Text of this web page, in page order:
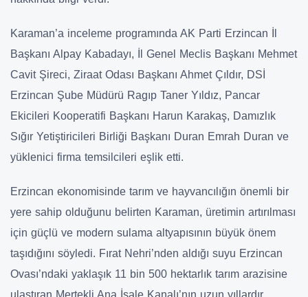
Karaman’a inceleme programında AK Parti Erzincan İl
Başkanı Alpay Kabadayı, İl Genel Meclis Başkanı Mehmet
Cavit Şireci, Ziraat Odası Başkanı Ahmet Çıldır, DSİ
Erzincan Şube Müdürü Ragıp Taner Yıldız, Pancar
Ekicileri Kooperatifi Başkanı Harun Karakaş, Damızlık
Sığır Yetiştiricileri Birliği Başkanı Duran Emrah Duran ve
yüklenici firma temsilcileri eşlik etti.
Erzincan ekonomisinde tarım ve hayvancılığın önemli bir
yere sahip olduğunu belirten Karaman, üretimin artırılması
için güçlü ve modern sulama altyapısının büyük önem
taşıdığını söyledi. Fırat Nehri’nden aldığı suyu Erzincan
Ovası’ndaki yaklaşık 11 bin 500 hektarlık tarım arazisine
ulaştıran Mertekli Ana İsale Kanalı’nın uzun yıllardır